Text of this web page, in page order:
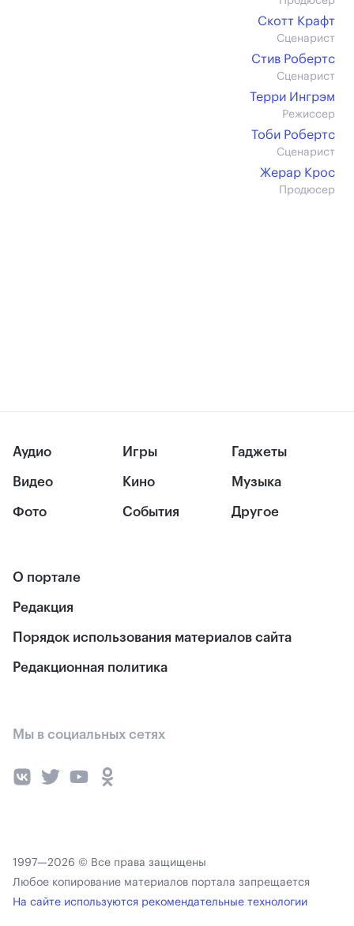
Скотт Крафт
Сценарист
Стив Робертс
Сценарист
Терри Ингрэм
Режиссер
Тоби Робертс
Сценарист
Жерар Крос
Продюсер
Аудио
Видео
Фото
Игры
Кино
События
Гаджеты
Музыка
Другое
О портале
Редакция
Порядок использования материалов сайта
Редакционная политика
Мы в социальных сетях
1997—2026 © Все права защищены
Любое копирование материалов портала запрещается
На сайте используются рекомендательные технологии